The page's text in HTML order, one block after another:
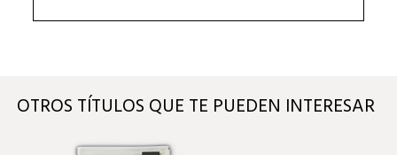
OTROS TÍTULOS QUE TE PUEDEN INTERESAR